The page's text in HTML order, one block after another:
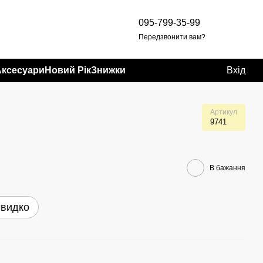
095-799-35-99
Передзвонити вам?
Новий РікЗнижки Вхід
Артикул
9741
В бажання